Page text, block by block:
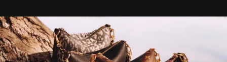
sculpture.